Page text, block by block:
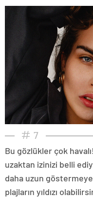
7
Bu gözlükler çok
uzaktan izinizi belli
daha uzun
plajların yıldızı